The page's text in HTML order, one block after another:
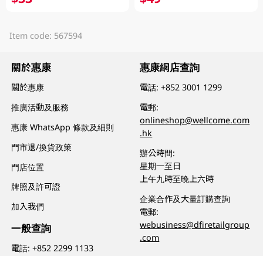
Item code: 567594
關於惠康
關於惠康
推廣活動及服務
惠康 WhatsApp 條款及細則
門市退/換貨政策
門店位置
牌照及許可證
加入我們
一般查詢
電話:+852 2299 1133
惠康網店查詢
電話:+852 3001 1299
電郵:
onlineshop@wellcome.com
.hk
辦公時間:
星期一至日
上午九時至晚上六時
企業合作及大量訂購查詢
電郵:
webusiness@dfiretailgroup
.com